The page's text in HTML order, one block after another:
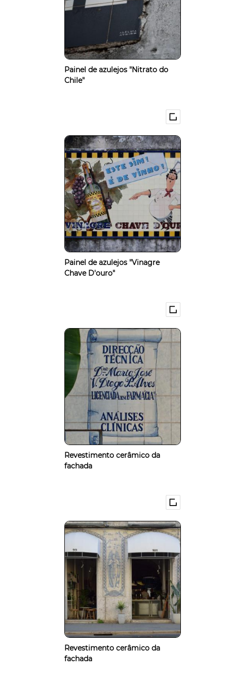
Painel de azulejos "Nitrato do
Chile"
Painel de azulejos "Vinagre
Chave D'ouro"
Revestimento cerâmico da
fachada
Revestimento cerâmico da
fachada